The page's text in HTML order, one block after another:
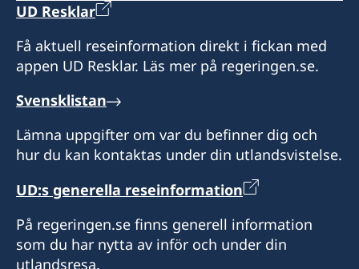
Mr Vikram C. Kanji
UD Resklar
Få aktuell reseinformation direkt i fickan med
appen UD Resklar. Läs mer på regeringen.se.
Svensklistan
Lämna uppgifter om var du befinner dig och
hur du kan kontaktas under din utlandsvistelse.
UD:s generella reseinformation
På regeringen.se finns generell information
som du har nytta av inför och under din
utlandsresa.